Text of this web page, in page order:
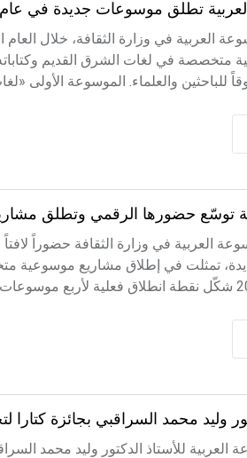
تطلق موسوعات جديدة في عام 2026
العربية في وزارة الثقافة، خلال
في لغات الشرق القديم وكتاباته،
للباحثين والعلماء. الموسوعة الأولى
توسّع حضورها الرقمي وتطلق مشاريع
العربية في وزارة الثقافة حضوراً
تمثلت في إطلاق مشاريع موسوعية
وليد محمد السراقبي بجائزة
العربية للأستاذ الدكتور وليد محمد